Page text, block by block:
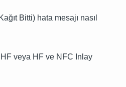
Bitti) hata mesajı nasıl
veya HF ve NFC Inlay